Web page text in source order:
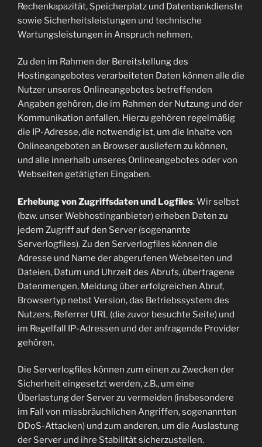
Rechenkapazität, Speicherplatz und Datenbankdienste
sowie Sicherheitsleistungen und technische
Wartungsleistungen in Anspruch nehmen.
Zu den im Rahmen der Bereitstellung des
Hostingangebotes verarbeiteten Daten können alle die
Nutzer unseres Onlineangebotes betreffenden
Angaben gehören, die im Rahmen der Nutzung und der
Kommunikation anfallen. Hierzu gehören regelmäßig
die IP-Adresse, die notwendig ist, um die Inhalte von
Onlineangeboten an Browser ausliefern zu können,
und alle innerhalb unseres Onlineangebotes oder von
Webseiten getätigten Eingaben.
Erhebung von Zugriffsdaten und Logfiles: Wir selbst
(bzw. unser Webhostinganbieter) erheben Daten zu
jedem Zugriff auf den Server (sogenannte
Serverlogfiles). Zu den Serverlogfiles können die
Adresse und Name der abgerufenen Webseiten und
Dateien, Datum und Uhrzeit des Abrufs, übertragene
Datenmengen, Meldung über erfolgreichen Abruf,
Browsertyp nebst Version, das Betriebssystem des
Nutzers, Referrer URL (die zuvor besuchte Seite) und
im Regelfall IP-Adressen und der anfragende Provider
gehören.
Die Serverlogfiles können zum einen zu Zwecken der
Sicherheit eingesetzt werden, z.B., um eine
Überlastung der Server zu vermeiden (insbesondere
im Fall von missbräuchlichen Angriffen, sogenannten
DDoS-Attacken) und zum anderen, um die Auslastung
der Server und ihre Stabilität sicherzustellen.